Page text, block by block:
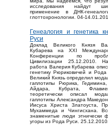
исследования найдут
применение в ДНК-
глоттохронологии. 04-
Генеалогия и генетика
Руси
Доклад Великого Князя
Кубарева на XXI
Конференции по
Цивилизации 25.12.2010.
работа Валерия Кубарева
генетику Рюриковичей и Рода
Великий Князь определил
гаплотипы Рюрика,
Айдара, Кубрата,
теоретически описал
гаплотипы Александра
Иисуса Христа Златоуста,
Мухаммеда и Чингисхана.
знаменитые люди этнически
угоры из Рода Руси. 25.12.2010.